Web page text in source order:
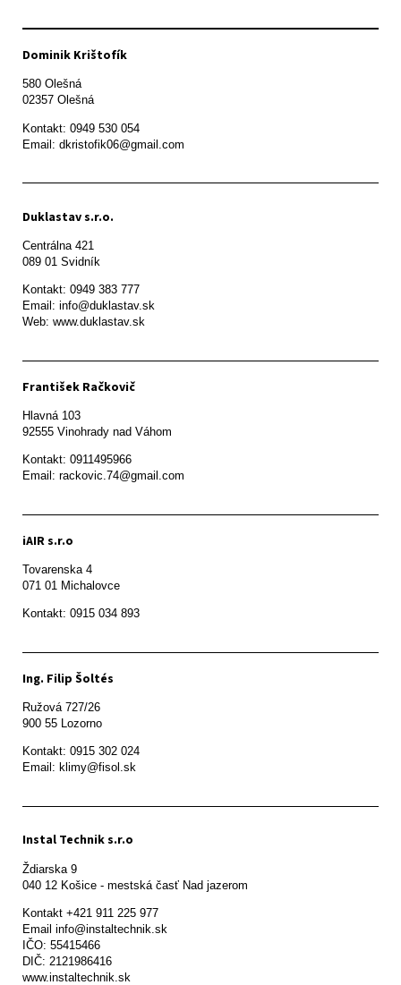
Dominik Krištofík
580 Olešná
Kontakt: 0949 530 054
Email: dkristofik06@gmail.com
Duklastav s.r.o.
Centrálna 421
089 01 Svidník
Kontakt: 0949 383 777
Email: info@duklastav.sk
Web: www.duklastav.sk
František Račkovič
Hlavná 103
92555 Vinohrady nad Váhom
Kontakt: 0911495966
Email: rackovic.74@gmail.com
iAIR s.r.o
Tovarenska 4
071 01 Michalovce
Ing. Filip Šoltés
Ružová 727/26
900 55 Lozorno
Kontakt: 0915 302 024
Email: klimy@fisol.sk
Instal Technik s.r.o
Ždiarska 9
Kontakt +421 911 225 977
Email info@instaltechnik.sk
IČO: 55415466
DIČ: 2121986416
www.instaltechnik.sk